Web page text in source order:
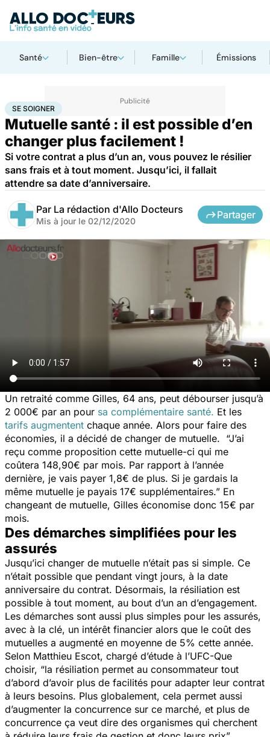
Santé Bien-être Famille Émissions
AccueilSanté Société Se soigner
SE SOIGNER
Mutuelle santé : il est possible d’en
changer plus facilement !
Si votre contrat a plus d’un an, vous pouvez le résilier
sans frais et à tout moment. Jusqu’ici, il fallait
attendre sa date d’anniversaire.
Par La rédaction d'Allo Docteurs
Mis à jour le 02/12/2020
Partager
Un retraité comme Gilles, 64 ans, peut débourser jusqu’à
2 000€ par an pour sa complémentaire santé. Et les
tarifs augmentent chaque année. Alors pour faire des
économies, il a décidé de changer de mutuelle. “J’ai
reçu comme proposition cette mutuelle-ci qui me
coûtera 148,90€ par mois. Par rapport à l’année
dernière, je vais payer 1,8€ de plus. Si je gardais la
même mutuelle je payais 17€ supplémentaires.” En
changeant de mutuelle, Gilles économise donc 15€ par
mois.
Des démarches simplifiées pour les
assurés
Jusqu’ici changer de mutuelle n’était pas si simple. Ce
n’était possible que pendant vingt jours, à la date
anniversaire du contrat. Désormais, la résiliation est
possible à tout moment, au bout d’un an d’engagement.
Les démarches sont aussi plus simples pour les assurés,
avec à la clé, un intérêt financier alors que le coût des
mutuelles a augmenté en moyenne de 5% cette année.
Selon Matthieu Escot, chargé d’étude à l’UFC-Que
choisir, “la résiliation permet au consommateur tout
d’abord d’avoir plus de facilités pour adapter leur contrat
à leurs besoins. Plus globalement, cela permet aussi
d’augmenter la concurrence sur ce marché, et plus de
concurrence ça veut dire des organismes qui cherchent